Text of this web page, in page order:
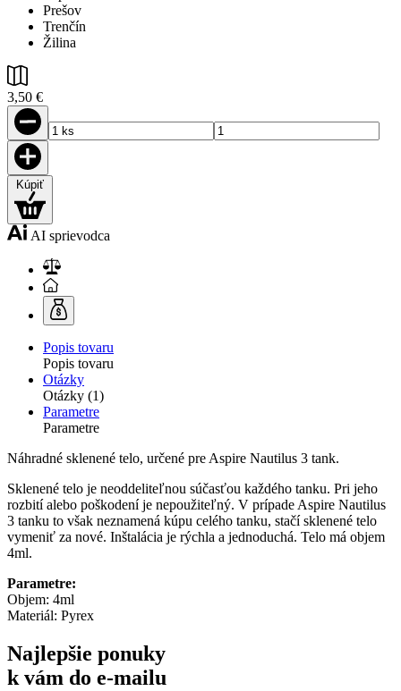
Prešov
Trenčín
Žilina
3,50 €
AI sprievodca
Popis tovaru
Popis tovaru
Otázky
Otázky (1)
Parametre
Parametre
Náhradné sklenené telo, určené pre Aspire Nautilus 3 tank.
Sklenené telo je neoddeliteľnou súčasťou každého tanku. Pri jeho
rozbití alebo poškodení je nepoužiteľný. V prípade Aspire Nautilus
3 tanku to však neznamená kúpu celého tanku, stačí sklenené telo
vymeniť za nové. Inštalácia je rýchla a jednoduchá. Telo má objem
4ml.
Parametre:
Objem: 4ml
Materiál: Pyrex
Najlepšie ponuky
k vám do e-mailu